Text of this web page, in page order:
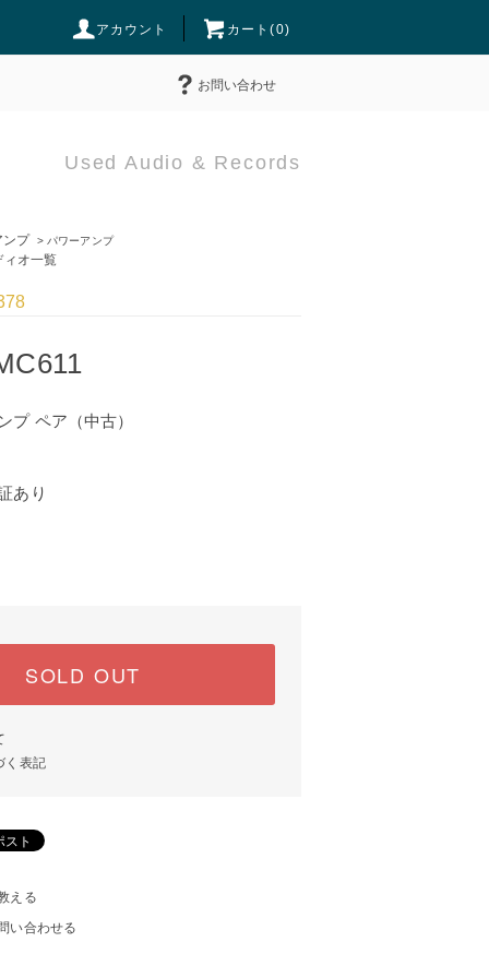
アカウント カート(0)
お問い合わせ
Used Audio & Records
プ > パワーアンプ
オ一覧
プ ペア（中古）
あり
SOLD OUT
く表記
える
い合わせる